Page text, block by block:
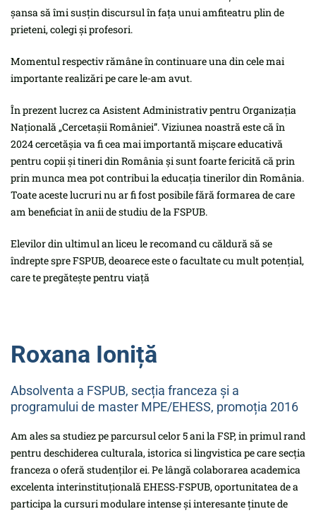
șansa să îmi susțin discursul în fața unui amfiteatru plin de
prieteni, colegi și profesori.
Momentul respectiv rămâne în continuare una din cele mai
importante realizări pe care le-am avut.
În prezent lucrez ca Asistent Administrativ pentru Organizația
Națională „Cercetașii României”. Viziunea noastră este că în
2024 cercetășia va fi cea mai importantă mișcare educativă
pentru copii și tineri din România și sunt foarte fericită că prin
prin munca mea pot contribui la educația tinerilor din România.
Toate aceste lucruri nu ar fi fost posibile fără formarea de care
am beneficiat în anii de studiu de la FSPUB.
Elevilor din ultimul an liceu le recomand cu căldură să se
îndrepte spre FSPUB, deoarece este o facultate cu mult potențial,
care te pregătește pentru viață
Roxana Ioniță
Absolventa a FSPUB, secția franceza și a
programului de master MPE/EHESS, promoția 2016
Am ales sa studiez pe parcursul celor 5 ani la FSP, in primul rand
pentru deschiderea culturala, istorica si lingvistica pe care secția
franceza o oferă studenților ei. Pe lângă colaborarea academica
excelenta interinstituțională EHESS-FSPUB, oportunitatea de a
participa la cursuri modulare intense și interesante ținute de